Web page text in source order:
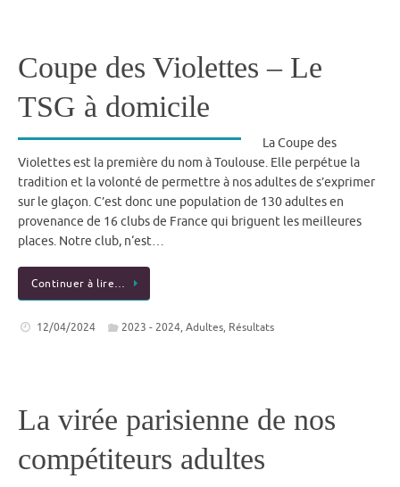
Coupe des Violettes – Le
TSG à domicile
La Coupe des
Violettes est la première du nom à Toulouse. Elle perpétue la
tradition et la volonté de permettre à nos adultes de s’exprimer
sur le glaçon. C’est donc une population de 130 adultes en
provenance de 16 clubs de France qui briguent les meilleures
places. Notre club, n‘est…
Continuer à lire…
12/04/2024 2023 - 2024,Adultes, Résultats
La virée parisienne de nos
compétiteurs adultes